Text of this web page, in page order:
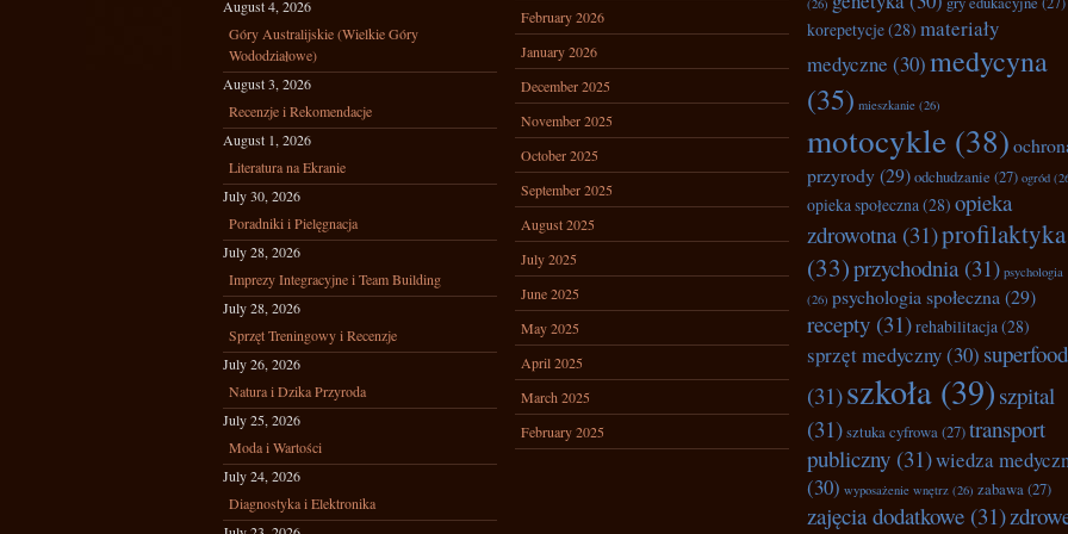
August 4, 2026
Góry Australijskie (Wielkie Góry
Wododziałowe)
August 3, 2026
Recenzje i Rekomendacje
August 1, 2026
Literatura na Ekranie
July 30, 2026
Poradniki i Pielęgnacja
July 28, 2026
Imprezy Integracyjne i Team Building
July 28, 2026
Sprzęt Treningowy i Recenzje
July 26, 2026
Natura i Dzika Przyroda
July 25, 2026
Moda i Wartości
July 24, 2026
Diagnostyka i Elektronika
February 2026
January 2026
December 2025
November 2025
October 2025
September 2025
August 2025
July 2025
June 2025
May 2025
April 2025
March 2025
February 2025
(26)
korepetycje(28) materiały
medyczne (30)medycyna
(35) mieszkanie (26)
motocykle (38)
przyrody(29)odchudzanie (27) ogród
opieka społeczna(28) opieka
zdrowotna(31)profilaktyka
(33)przychodnia(31) psychologia
(26) psychologia społeczna (29)
recepty (31)rehabilitacja(28)
sprzęt medyczny(30)
(31)szkoła (39) szpital
(31)sztuka cyfrowa(27)transport
publiczny (31)wiedza
(30) wyposażenie wnętrz (26) zabawa(27)
zajęcia dodatkowe (31)